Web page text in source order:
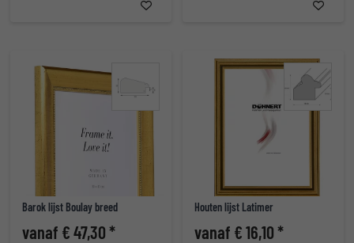
Barok lijst Boulay breed
vanaf € 47,30 *
Houten lijst Latimer
vanaf € 16,10 *